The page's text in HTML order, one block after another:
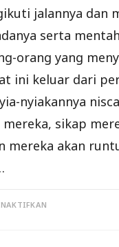
jalannya dan
serta
orang yang
ini keluar dari
nyiakannya
sikap
mereka akan